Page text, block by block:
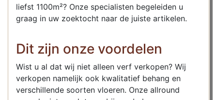
liefst 1100m²? Onze specialisten begeleiden u
graag in uw zoektocht naar de juiste artikelen.
Dit zijn onze voordelen
Wist u al dat wij niet alleen verf verkopen? Wij
verkopen namelijk ook kwalitatief behang en
verschillende soorten vloeren. Onze allround